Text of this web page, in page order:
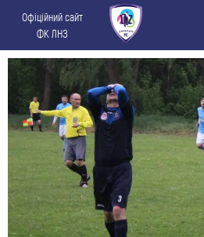
Офіційний сайт
ФК ЛНЗ